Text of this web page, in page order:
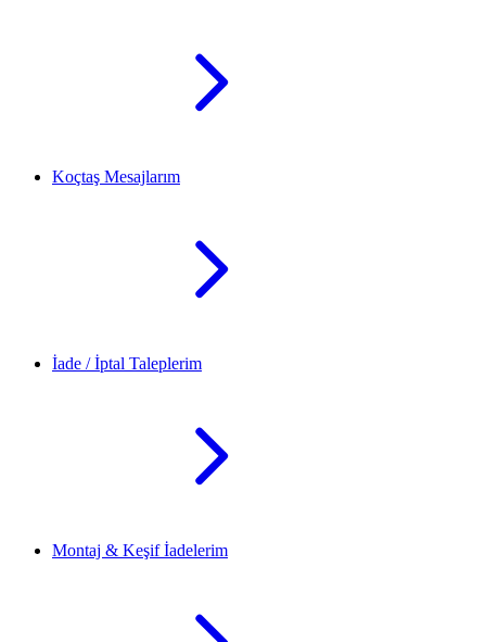
Koçtaş Mesajlarım
İade / İptal Taleplerim
Montaj & Keşif İadelerim